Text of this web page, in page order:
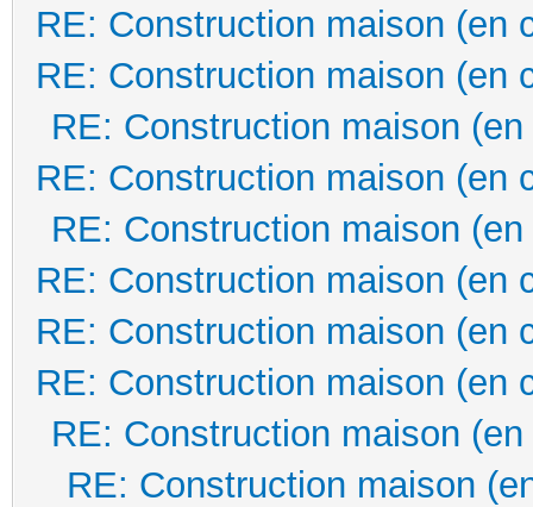
RE: Construction maison (en
RE: Construction maison (en
RE: Construction maison
RE: Construction maison (en
RE: Construction maison
RE: Construction maison (en
RE: Construction maison (en
RE: Construction maison (en
RE: Construction maison
RE: Construction maison